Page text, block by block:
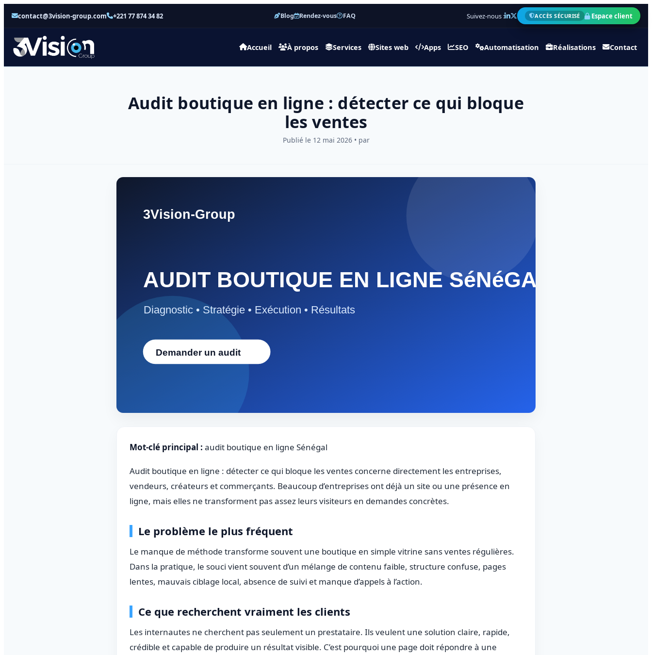
contact@3vision-group.com +221 77 874 34 82 Blog Rendez-vous FAQ Suivez-nous : ACCÈS SÉCURISÉ Espace client
Accueil À propos Services Sites web Apps SEO Automatisation Réalisations Contact
Audit boutique en ligne : détecter ce qui bloque
les ventes
Publié le 12 mai 2026 • par
Mot-clé principal : audit boutique en ligne Sénégal
Audit boutique en ligne : détecter ce qui bloque les ventes concerne directement les entreprises,
vendeurs, créateurs et commerçants. Beaucoup d’entreprises ont déjà un site ou une présence en
ligne, mais elles ne transforment pas assez leurs visiteurs en demandes concrètes.
Le problème le plus fréquent
Le manque de méthode transforme souvent une boutique en simple vitrine sans ventes régulières.
Dans la pratique, le souci vient souvent d’un mélange de contenu faible, structure confuse, pages
lentes, mauvais ciblage local, absence de suivi et manque d’appels à l’action.
Ce que recherchent vraiment les clients
Les internautes ne cherchent pas seulement un prestataire. Ils veulent une solution claire, rapide,
crédible et capable de produire un résultat visible. C’est pourquoi une page doit répondre à une